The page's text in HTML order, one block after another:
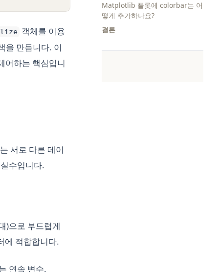
Matplotlib 플롯에 colorbar는 어
떻게 추가하나요?
결론
객체를 이용
을 만듭니다. 이
어하는 핵심입니
서로 다른 데이
수입니다.
)으로 부드럽게
에 적합합니다.
연속 변수.